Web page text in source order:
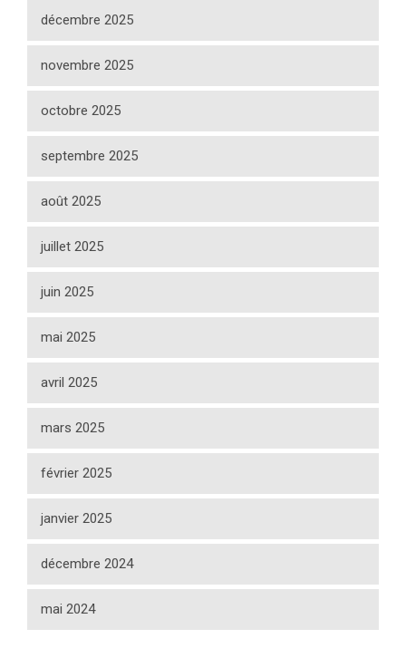
décembre 2025
novembre 2025
octobre 2025
septembre 2025
août 2025
juillet 2025
juin 2025
mai 2025
avril 2025
mars 2025
février 2025
janvier 2025
décembre 2024
mai 2024